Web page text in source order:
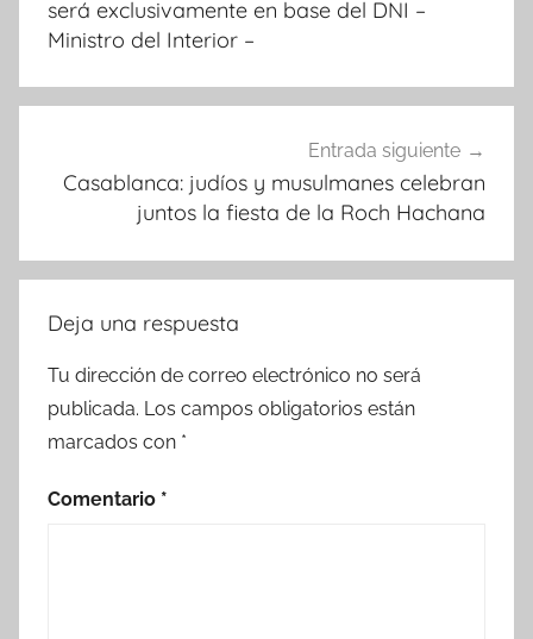
entradas
será exclusivamente en base del DNI –
Ministro del Interior –
Entrada siguiente
Casablanca: judíos y musulmanes celebran
juntos la fiesta de la Roch Hachana
Deja una respuesta
Tu dirección de correo electrónico no será
publicada. Los campos obligatorios están
marcados con *
Comentario *